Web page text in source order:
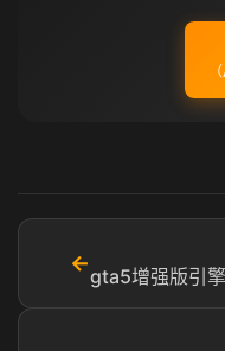
←
gta5增强版引